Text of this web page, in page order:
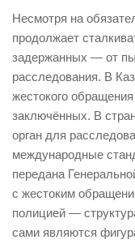
Несмотря на
продолжает
задержанных — от
расследования. В
жестокого
заключённых. В
орган для
международные
передана
с жестоким
полицией —
сами являются